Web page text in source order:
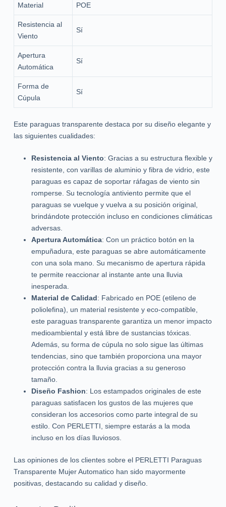
Material POE
Resistencia al
Viento
Sí
Apertura
Automática
Sí
Forma de
Cúpula
Sí
Este paraguas transparente destaca por su diseño elegante y
las siguientes cualidades:
Resistencia al Viento: Gracias a su estructura flexible y
resistente, con varillas de aluminio y fibra de vidrio, este
paraguas es capaz de soportar ráfagas de viento sin
romperse. Su tecnología antiviento permite que el
paraguas se vuelque y vuelva a su posición original,
brindándote protección incluso en condiciones climáticas
adversas.
Apertura Automática: Con un práctico botón en la
empuñadura, este paraguas se abre automáticamente
con una sola mano. Su mecanismo de apertura rápida
te permite reaccionar al instante ante una lluvia
inesperada.
Material de Calidad: Fabricado en POE (etileno de
poliolefina), un material resistente y eco-compatible,
este paraguas transparente garantiza un menor impacto
medioambiental y está libre de sustancias tóxicas.
Además, su forma de cúpula no solo sigue las últimas
tendencias, sino que también proporciona una mayor
protección contra la lluvia gracias a su generoso
tamaño.
Diseño Fashion: Los estampados originales de este
paraguas satisfacen los gustos de las mujeres que
consideran los accesorios como parte integral de su
estilo. Con PERLETTI, siempre estarás a la moda
incluso en los días lluviosos.
Las opiniones de los clientes sobre el PERLETTI Paraguas
Transparente Mujer Automatico han sido mayormente
positivas, destacando su calidad y diseño.